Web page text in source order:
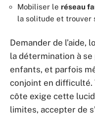
Mobiliser le réseau
la solitude et trouver
Demander de l’aide,
la détermination à
enfants, et parfois
conjoint en difficulté.
côte exige cette
limites, accepter de